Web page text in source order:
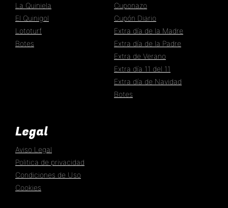
La Quiniela
El Quinigol
Lototurf
Botes
Cuponazo
Cupón Diario
Extra día de la Madre
Extra día de la Padre
Extra de Verano
Extra día 11 del 11
Extra día de Navidad
Botes
Legal
Aviso Legal
Politica de privacidad
Condiciones de Uso
Cookies